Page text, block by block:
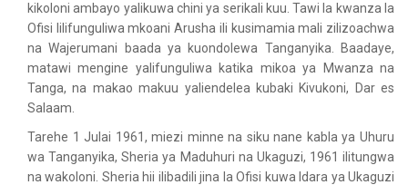
kikoloni ambayo yalikuwa chini ya serikali kuu. Tawi la kwanza la
Ofisi lilifunguliwa mkoani Arusha ili kusimamia mali zilizoachwa
na Wajerumani baada ya kuondolewa Tanganyika. Baadaye,
matawi mengine yalifunguliwa katika mikoa ya Mwanza na
Tanga, na makao makuu yaliendelea kubaki Kivukoni, Dar es
Salaam.
Tarehe 1 Julai 1961, miezi minne na siku nane kabla ya Uhuru
wa Tanganyika, Sheria ya Maduhuri na Ukaguzi, 1961 ilitungwa
na wakoloni. Sheria hii ilibadili jina la Ofisi kuwa Idara ya Ukaguzi